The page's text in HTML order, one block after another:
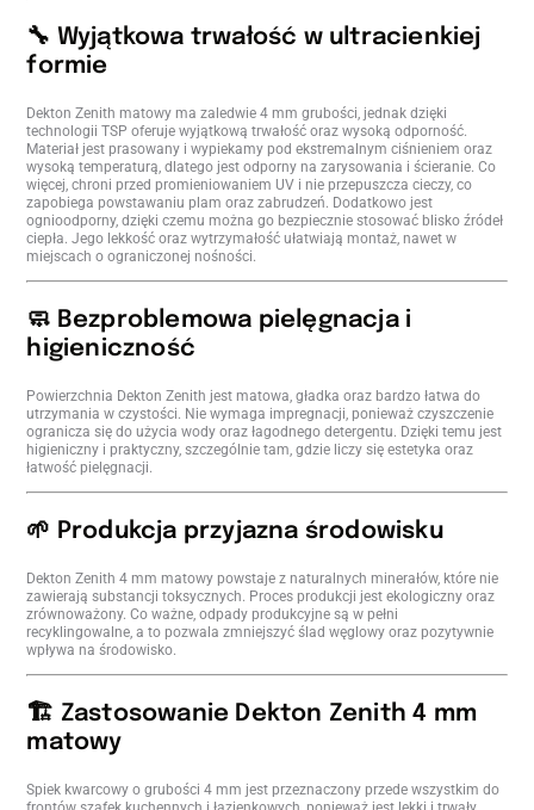
🔧 Wyjątkowa trwałość w ultracienkiej
formie
Dekton Zenith matowy ma zaledwie 4 mm grubości, jednak dzięki
technologii TSP oferuje wyjątkową trwałość oraz wysoką odporność.
Materiał jest prasowany i wypiekamy pod ekstremalnym ciśnieniem oraz
wysoką temperaturą, dlatego jest odporny na zarysowania i ścieranie. Co
więcej, chroni przed promieniowaniem UV i nie przepuszcza cieczy, co
zapobiega powstawaniu plam oraz zabrudzeń. Dodatkowo jest
ognioodporny, dzięki czemu można go bezpiecznie stosować blisko źródeł
ciepła. Jego lekkość oraz wytrzymałość ułatwiają montaż, nawet w
miejscach o ograniczonej nośności.
🧼 Bezproblemowa pielęgnacja i
higieniczność
Powierzchnia Dekton Zenith jest matowa, gładka oraz bardzo łatwa do
utrzymania w czystości. Nie wymaga impregnacji, ponieważ czyszczenie
ogranicza się do użycia wody oraz łagodnego detergentu. Dzięki temu jest
higieniczny i praktyczny, szczególnie tam, gdzie liczy się estetyka oraz
łatwość pielęgnacji.
🌱 Produkcja przyjazna środowisku
Dekton Zenith 4 mm matowy powstaje z naturalnych minerałów, które nie
zawierają substancji toksycznych. Proces produkcji jest ekologiczny oraz
zrównoważony. Co ważne, odpady produkcyjne są w pełni
recyklingowalne, a to pozwala zmniejszyć ślad węglowy oraz pozytywnie
wpływa na środowisko.
🏗️ Zastosowanie Dekton Zenith 4 mm
matowy
Spiek kwarcowy o grubości 4 mm jest przeznaczony przede wszystkim do